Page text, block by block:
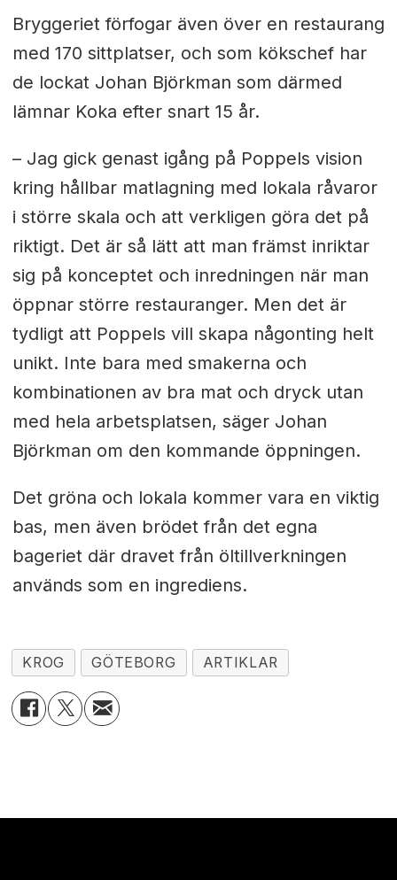
Bryggeriet förfogar även över en restaurang
med 170 sittplatser, och som kökschef har
de lockat Johan Björkman som därmed
lämnar Koka efter snart 15 år.
– Jag gick genast igång på Poppels vision
kring hållbar matlagning med lokala råvaror
i större skala och att verkligen göra det på
riktigt. Det är så lätt att man främst inriktar
sig på konceptet och inredningen när man
öppnar större restauranger. Men det är
tydligt att Poppels vill skapa någonting helt
unikt. Inte bara med smakerna och
kombinationen av bra mat och dryck utan
med hela arbetsplatsen, säger Johan
Björkman om den kommande öppningen.
Det gröna och lokala kommer vara en viktig
bas, men även brödet från det egna
bageriet där dravet från öltillverkningen
används som en ingrediens.
KROG GÖTEBORG ARTIKLAR